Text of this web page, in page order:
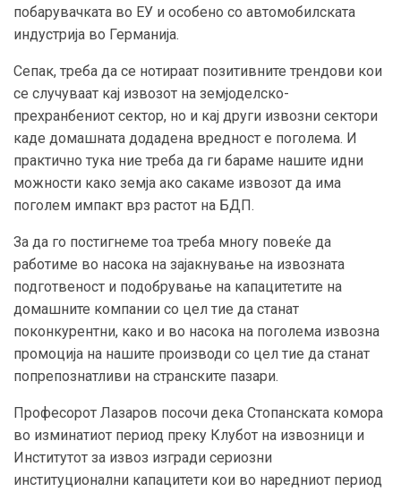
побарувачката во ЕУ и особено со автомобилската
индустрија во Германија.
Сепак, треба да се нотираат позитивните трендови кои
се случуваат кај извозот на земјоделско-
прехранбениот сектор, но и кај други извозни сектори
каде домашната додадена вредност е поголема. И
практично тука ние треба да ги бараме нашите идни
можности како земја ако сакаме извозот да има
поголем импакт врз растот на БДП.
За да го постигнеме тоа треба многу повеќе да
работиме во насока на зајакнување на извозната
подготвеност и подобрување на капацитетите на
домашните компании со цел тие да станат
поконкурентни, како и во насока на поголема извозна
промоција на нашите производи со цел тие да станат
попрепознатливи на странските пазари.
Професорот Лазаров посочи дека Стопанската комора
во изминатиот период преку Клубот на извозници и
Институтот за извоз изгради сериозни
институционални капацитети кои во наредниот период